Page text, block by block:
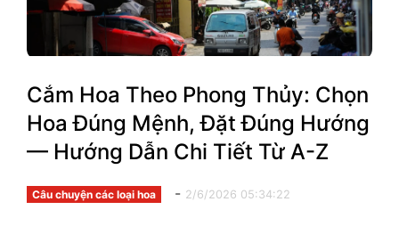
Cắm Hoa Theo Phong Thủy: Chọn
Hoa Đúng Mệnh, Đặt Đúng Hướng
— Hướng Dẫn Chi Tiết Từ A-Z
Câu chuyện các loại hoa - 2/6/2026 05:34:22